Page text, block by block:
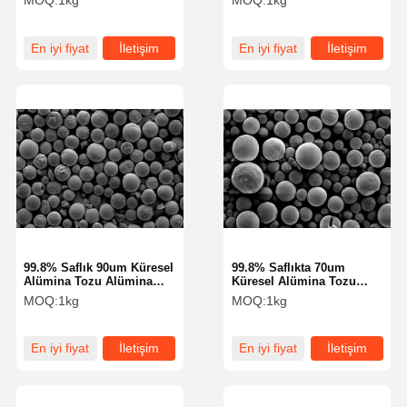
Mikroküre SS-H Serisi
En iyi fiyat İletişim
Mikroküre SS-H Serisi
En iyi fiyat İletişim
99.8% Saflık 90um Küresel
Alümina Tozu Alümina
Küreleri SA-Z Serisi
MOQ:1kg
En iyi fiyat İletişim
99.8% Saflıkta 70um
Küresel Alümina Tozu
Alümina Küreleri SA-Z
Serisi
MOQ:1kg
En iyi fiyat İletişim